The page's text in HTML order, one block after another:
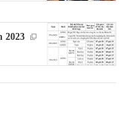
2023